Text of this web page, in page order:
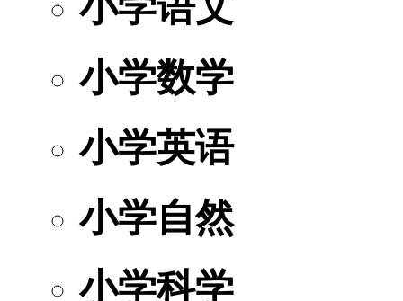
小学数学
小学英语
小学自然
小学科学